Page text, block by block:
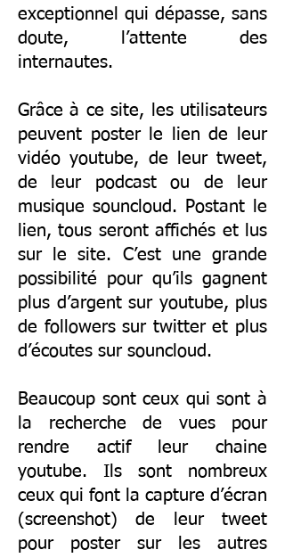
exceptionnel qui dépasse, sans
doute, l’attente des
internautes.
Grâce à ce site, les utilisateurs
peuvent poster le lien de leur
vidéo youtube, de leur tweet,
de leur podcast ou de leur
musique souncloud. Postant le
lien, tous seront affichés et lus
sur le site. C’est une grande
possibilité pour qu’ils gagnent
plus d’argent sur youtube, plus
de followers sur twitter et plus
d’écoutes sur souncloud.
Beaucoup sont ceux qui sont à
la recherche de vues pour
rendre actif leur chaine
youtube. Ils sont nombreux
ceux qui font la capture d’écran
(screenshot) de leur tweet
pour poster sur les autres